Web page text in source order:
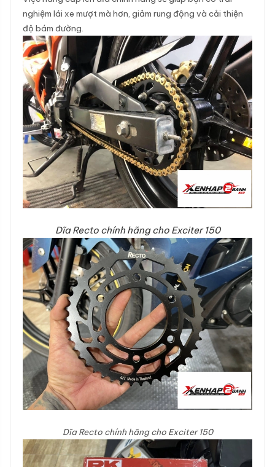
nghiệm lái xe mượt mà hơn, giảm rung động và cải thiện
độ bám đường.
Dĩa Recto chính hãng cho Exciter 150
Dĩa Recto chính hãng cho Exciter 150